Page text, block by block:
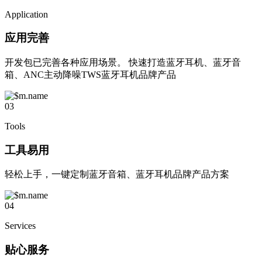
Application
应用完善
开发包已完善各种应用场景。 快速打造蓝牙耳机、蓝牙音
箱、ANC主动降噪TWS蓝牙耳机品牌产品
03
Tools
工具易用
轻松上手，一键定制蓝牙音箱、蓝牙耳机品牌产品方案
04
Services
贴心服务